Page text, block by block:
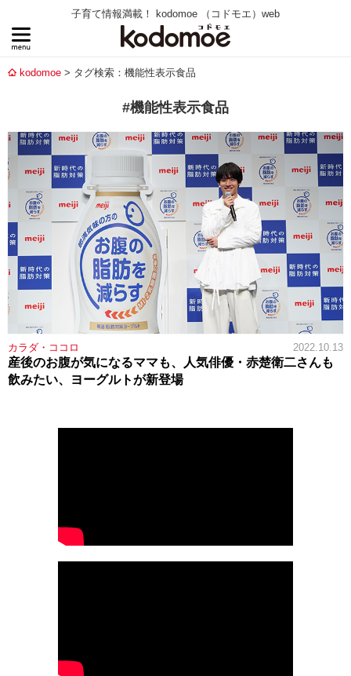
子育て情報満載！ kodomoe （コドモエ）web
kodomoe タグ検索：機能性表示食品
#機能性表示食品
カラダ・ココロ 2022.10.13
産後のお腹が気になるママも、人気俳優・赤楚衛二さんも
飲みたい、ヨーグルトが新登場